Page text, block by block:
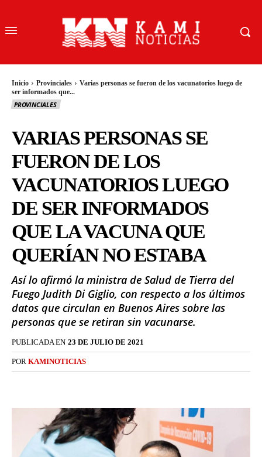
Inicio Provinciales
Varias personas se fueron de los vacunatorios luego de
ser informados que...
PROVINCIALES
VARIAS PERSONAS SE
FUERON DE LOS
VACUNATORIOS LUEGO
DE SER INFORMADOS
QUE LA VACUNA QUE
QUERÍAN NO ESTABA
Así lo afirmó la ministra de Salud de Tierra del
Fuego Judith Di Giglio, con respecto a los últimos
datos que circulan en Buenos Aires sobre las
personas que se retiran sin vacunarse.
PUBLICADA EN 23 DE JULIO DE 2021
POR KAMINOTICIAS